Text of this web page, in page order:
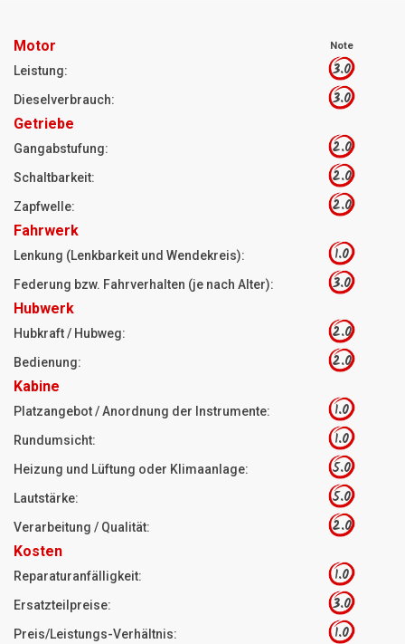
Motor Note
Leistung: 3.0
Dieselverbrauch: 3.0
Getriebe
Gangabstufung: 2.0
Schaltbarkeit: 2.0
Zapfwelle: 2.0
Fahrwerk
Lenkung (Lenkbarkeit und Wendekreis): 1.0
Federung bzw. Fahrverhalten (je nach Alter): 3.0
Hubwerk
Hubkraft / Hubweg: 2.0
Bedienung: 2.0
Kabine
Platzangebot / Anordnung der Instrumente: 1.0
Rundumsicht: 1.0
Heizung und Lüftung oder Klimaanlage: 5.0
Lautstärke: 5.0
Verarbeitung / Qualität: 2.0
Kosten
Reparaturanfälligkeit: 1.0
Ersatzteilpreise: 3.0
Preis/Leistungs-Verhältnis: 1.0